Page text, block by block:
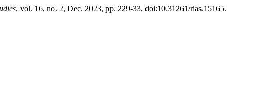
, vol. 16, no. 2, Dec. 2023, pp. 229-33, doi:10.31261/rias.15165.